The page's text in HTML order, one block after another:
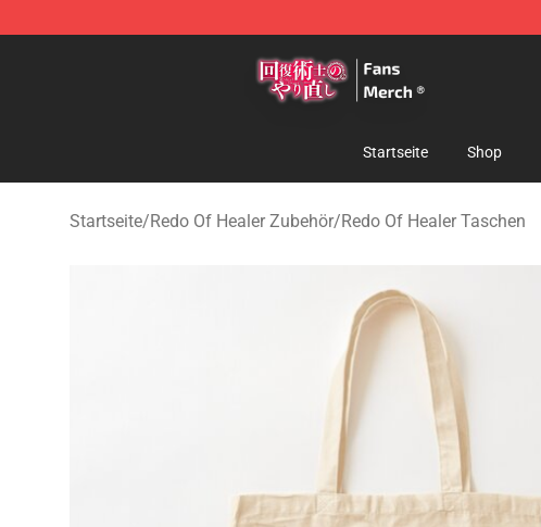
Startseite Shop
Startseite/Redo Of Healer Zubehör/Redo Of Healer Taschen